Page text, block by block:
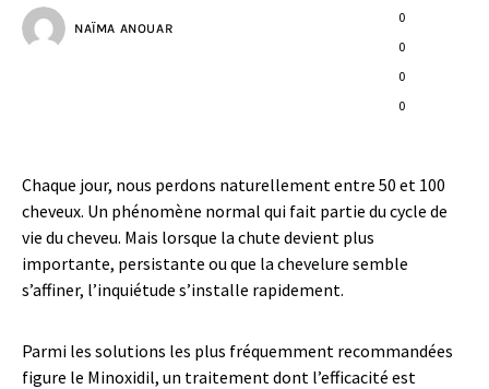
NAÏMA ANOUAR
0
0
0
0
Chaque jour, nous perdons naturellement entre 50 et 100
cheveux. Un phénomène normal qui fait partie du cycle de
vie du cheveu. Mais lorsque la chute devient plus
importante, persistante ou que la chevelure semble
s’affiner, l’inquiétude s’installe rapidement.
Parmi les solutions les plus fréquemment recommandées
figure le Minoxidil, un traitement dont l’efficacité est